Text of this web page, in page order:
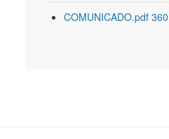
COMUNICADO.pdf